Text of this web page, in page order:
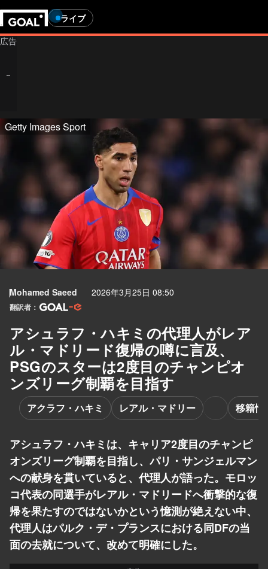
ライブ
Getty Images Sport
Mohamed Saeed 2026年3月25日 08:50
翻訳者：
アシュラフ・ハキミの代理人がレア
ル・マドリード復帰の噂に言及、
PSGのスターは2度目のチャンピオ
ンズリーグ制覇を目指す
アクラフ・ハキミ レアル・マドリー 移籍情
アシュラフ・ハキミは、キャリア2度目のチャンピ
オンズリーグ制覇を目指し、パリ・サンジェルマン
への献身を貫いていると、代理人が語った。モロッ
コ代表の同選手がレアル・マドリードへ衝撃的な復
帰を果たすのではないかという憶測が絶えない中、
代理人はパルク・デ・プランスにおける同DFの当
面の去就について、改めて明確にした。